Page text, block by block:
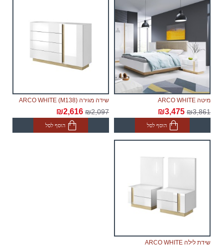
הסחורה הראשונה לבית הלקוח.
מיטה ARCO WHITE
₪3,861
₪3,475
הוסף לסל
שידה מגירה ARCO WHITE (M138)
₪2,097
₪2,616
הוסף לסל
שידת לילה ARCO WHITE